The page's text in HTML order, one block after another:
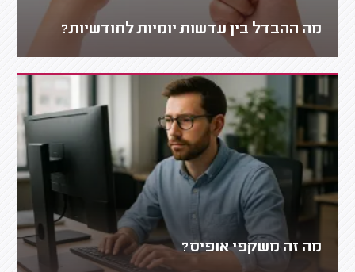
מה ההבדל בין עדשות יומיות לחודשיות?
מה זה משקפי אופיס?